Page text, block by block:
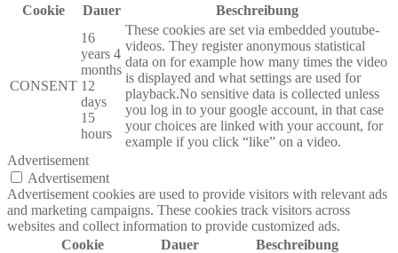
Cookie
Dauer Beschreibung
CONSENT
16
years 4
months
12
days
15
hours
These cookies are set via embedded youtube-
videos. They register anonymous statistical
data on for example how many times the video
is displayed and what settings are used for
playback.No sensitive data is collected unless
you log in to your google account, in that case
your choices are linked with your account, for
example if you click “like” on a video.
Advertisement
Advertisement
Advertisement cookies are used to provide visitors with relevant ads
and marketing campaigns. These cookies track visitors across
websites and collect information to provide customized ads.
Cookie
Dauer Beschreibung